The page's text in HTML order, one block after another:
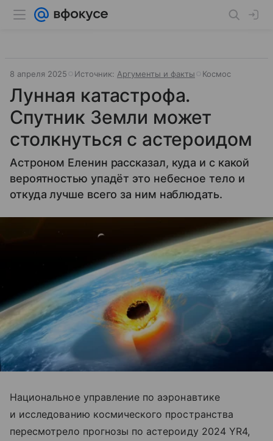
8 апреля 2025 Источник: Аргументы и факты Космос
Лунная катастрофа.
Спутник Земли может
столкнуться с астероидом
Астроном Еленин рассказал, куда и с какой
вероятностью упадёт это небесное тело и
откуда лучше всего за ним наблюдать.
​Национальное управление по аэронавтике
и исследованию космического пространства
пересмотрело прогнозы по астероиду 2024 YR4,